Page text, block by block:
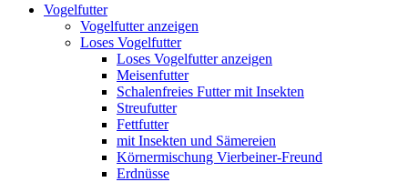
Vogelfutter
Vogelfutter anzeigen
Loses Vogelfutter
Loses Vogelfutter anzeigen
Meisenfutter
Schalenfreies Futter mit Insekten
Streufutter
Fettfutter
mit Insekten und Sämereien
Körnermischung Vierbeiner-Freund
Erdnüsse